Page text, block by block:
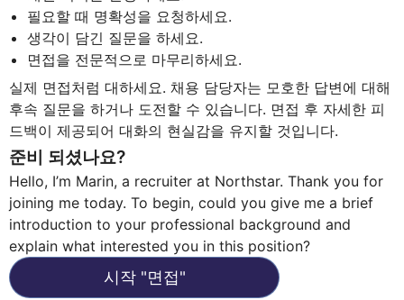
필요할 때 명확성을 요청하세요.
생각이 담긴 질문을 하세요.
면접을 전문적으로 마무리하세요.
실제 면접처럼 대하세요. 채용 담당자는 모호한 답변에 대해
후속 질문을 하거나 도전할 수 있습니다. 면접 후 자세한 피
드백이 제공되어 대화의 현실감을 유지할 것입니다.
준비 되셨나요?
Hello, I’m Marin, a recruiter at Northstar. Thank you for
joining me today. To begin, could you give me a brief
introduction to your professional background and
explain what interested you in this position?
시작"면접"